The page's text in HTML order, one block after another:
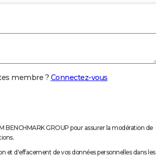
membre ? Connectez-vous
BENCHMARK GROUP pour assurer la modération de
et d'effacement de vos données personnelles dans les